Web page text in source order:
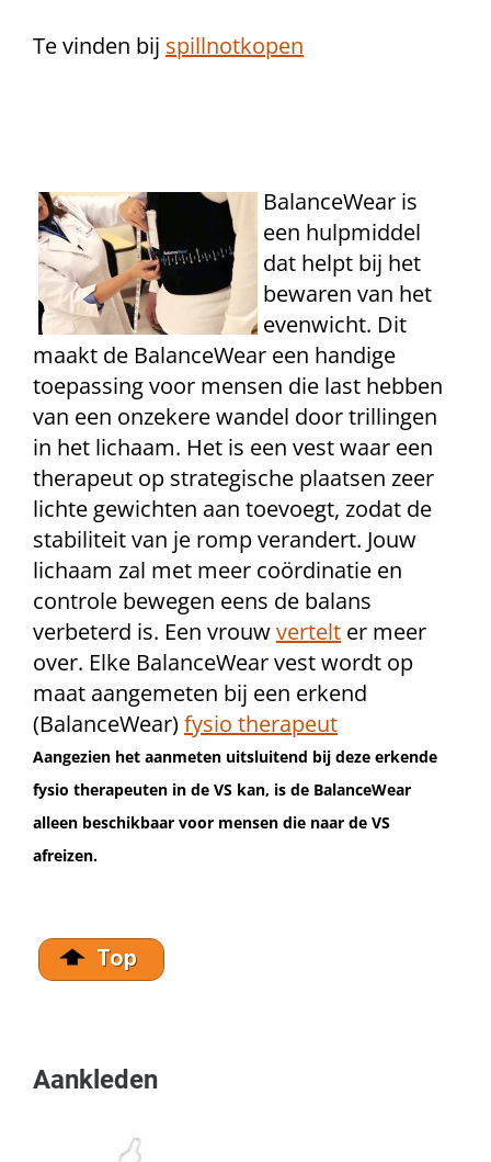
Te vinden bij spillnotkopen
BalanceWear is
een hulpmiddel
dat helpt bij het
bewaren van het
evenwicht. Dit
maakt de BalanceWear een handige
toepassing voor mensen die last hebben
van een onzekere wandel door trillingen
in het lichaam. Het is een vest waar een
therapeut op strategische plaatsen zeer
lichte gewichten aan toevoegt, zodat de
stabiliteit van je romp verandert. Jouw
lichaam zal met meer coördinatie en
controle bewegen eens de balans
verbeterd is. Een vrouwvertelt er meer
over. Elke BalanceWear vest wordt op
maat aangemeten bij een erkend
(BalanceWear) fysio therapeut
Aangezien het aanmeten uitsluitend bij deze erkende
fysio therapeuten in de VS kan, is de BalanceWear
alleen beschikbaar voor mensen die naar de VS
afreizen.
Aankleden